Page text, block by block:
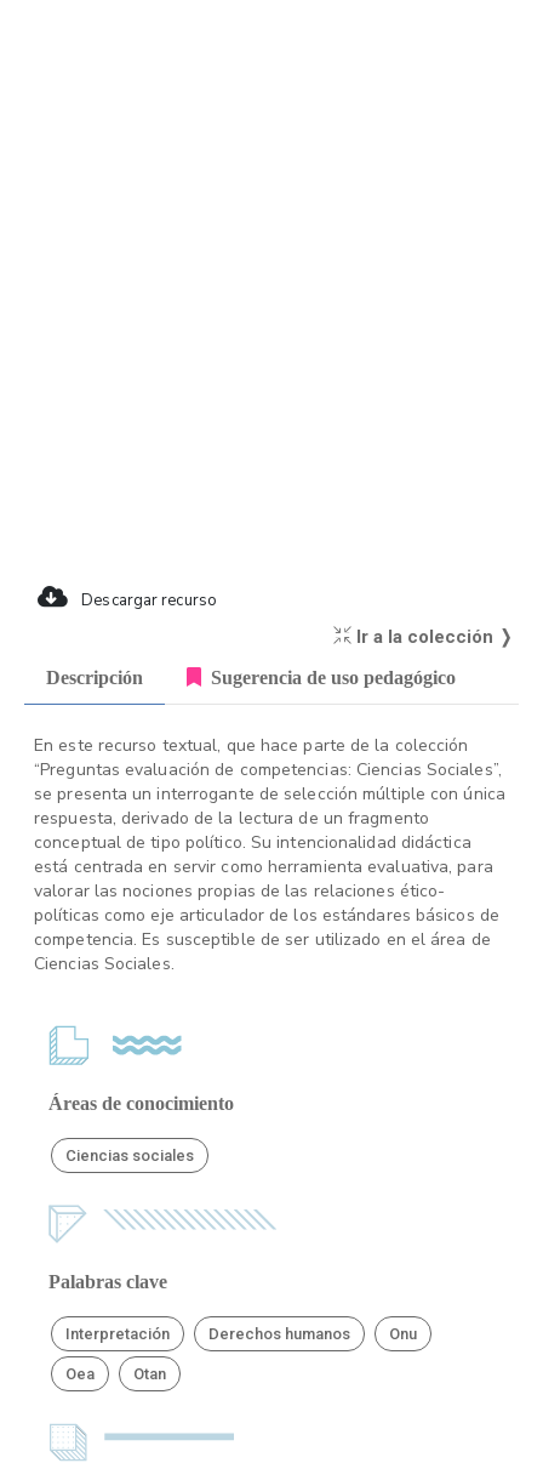
Descargar recurso
Ir a la colección ❭
Descripción Sugerencia de uso pedagógico
En este recurso textual, que hace parte de la colección
“Preguntas evaluación de competencias: Ciencias Sociales”,
se presenta un interrogante de selección múltiple con única
respuesta, derivado de la lectura de un fragmento
conceptual de tipo político. Su intencionalidad didáctica
está centrada en servir como herramienta evaluativa, para
valorar las nociones propias de las relaciones ético-
políticas como eje articulador de los estándares básicos de
competencia. Es susceptible de ser utilizado en el área de
Ciencias Sociales.
Áreas de conocimiento
Ciencias sociales
Palabras clave
Interpretación Derechos humanos Onu
Oea Otan